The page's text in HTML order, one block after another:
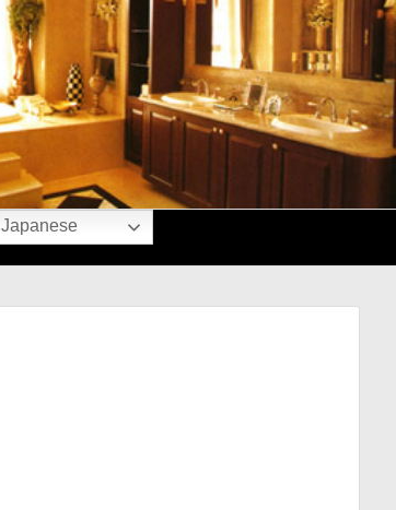
Japanese